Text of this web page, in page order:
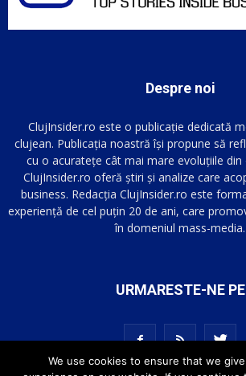
Despre noi
ClujInsider.ro este o publicație dedicată
clujean. Publicația noastră își propune să
cu o acuratețe cât mai mare evoluțiile din
ClujInsider.ro oferă știri și analize care
business. Redacția ClujInsider.ro este
experiență de cel puțin 20 de ani, care
în domeniul mass-media.
URMARESTE-NE PE
We use cookies to ensure that we